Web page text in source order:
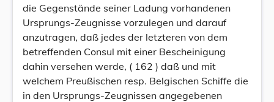
die Gegenstände seiner Ladung vorhandenen
Ursprungs-Zeugnisse vorzulegen und darauf
anzutragen, daß jedes der letzteren von dem
betreffenden Consul mit einer Bescheinigung
dahin versehen werde, ( 162 ) daß und mit
welchem Preußischen resp. Belgischen Schiffe die
in den Ursprungs-Zeugnissen angegebenen